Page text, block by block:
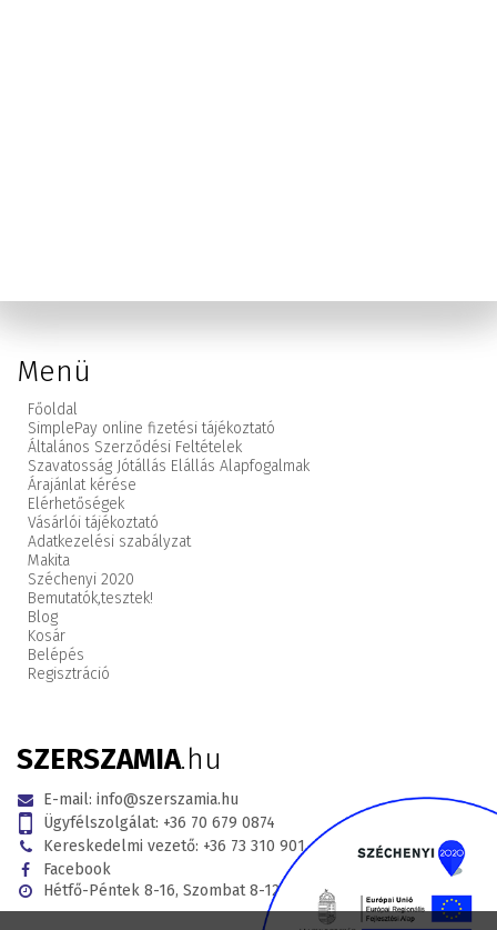
Menü
Főoldal
SimplePay online fizetési tájékoztató
Általános Szerződési Feltételek
Szavatosság Jótállás Elállás Alapfogalmak
Árajánlat kérése
Elérhetőségek
Vásárlói tájékoztató
Adatkezelési szabályzat
Makita
Széchenyi 2020
Bemutatók,tesztek!
Blog
Kosár
Belépés
Regisztráció
SZERSZAMIA.hu
E-mail: info@szerszamia.hu
Ügyfélszolgálat: +36 70 679 0874
Kereskedelmi vezető: +36 73 310 901
Facebook
Hétfő-Péntek 8-16, Szombat 8-12